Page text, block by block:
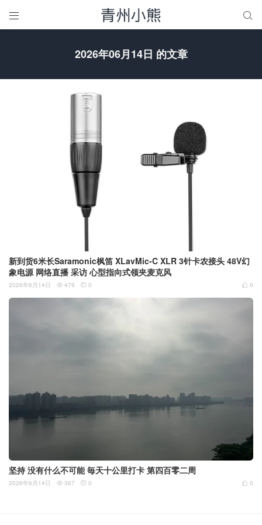
 
2026年06月14日 的文章
新到货6米长Saramonic枫笛 XLavMic-C XLR 3针卡农接头 48V幻
象电源 网络直播 采访 心型指向式领夹麦克风
 0
2026年6月14日  479  0
坚持 没有什么不可能 毎天十公里打卡 第四百零二周
 0
2026年6月14日  367  0